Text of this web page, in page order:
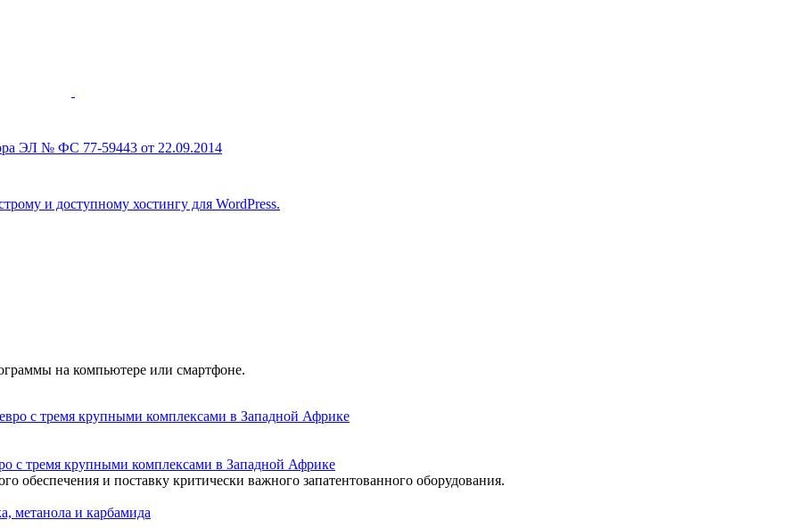
ЭЛ № ФС 77-59443 от 22.09.2014
и доступному хостингу для WordPress.
на компьютере или смартфоне.
с тремя крупными комплексами в Западной Африке
обеспечения и поставку критически важного запатентованного оборудования.